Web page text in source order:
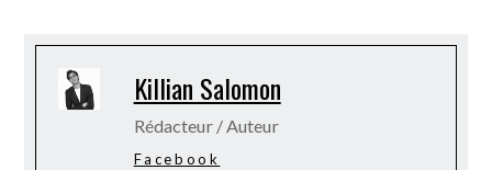
Killian Salomon
Rédacteur / Auteur
Facebook